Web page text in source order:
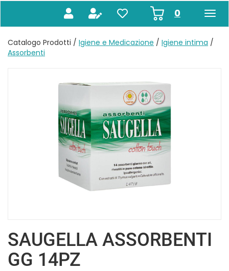
0prodotti
inseriti
Catalogo Prodotti / Igiene e Medicazione / Igiene intima /
Assorbenti
SAUGELLA ASSORBENTI
GG 14PZ